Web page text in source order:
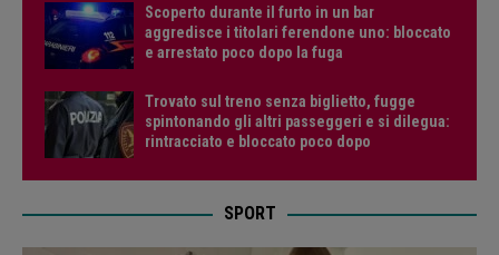
Scoperto durante il furto in un bar
aggredisce i titolari ferendone uno: bloccato
e arrestato poco dopo la fuga
Trovato sul treno senza biglietto, fugge
spintonando gli altri passeggeri e si dilegua:
rintracciato e bloccato poco dopo
SPORT